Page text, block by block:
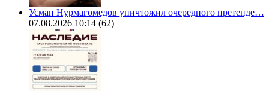
Усман Нурмагомедов уничтожил очередного претенде…
07.08.2026 10:14 (62)